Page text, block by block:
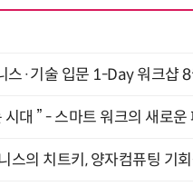
스·기술 입문 1-Day 워크샵 8
시대 ” - 스마트 워크의 새로
스의 치트키, 양자컴퓨팅 기